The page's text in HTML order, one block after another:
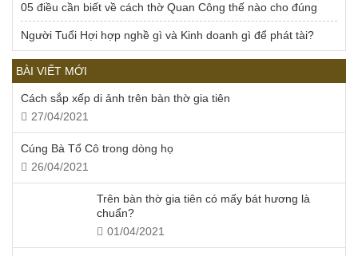
05 điều cần biết về cách thờ Quan Công thế nào cho đúng
Người Tuổi Hợi hợp nghề gì và Kinh doanh gì để phát tài?
BÀI VIẾT MỚI
Cách sắp xếp di ảnh trên bàn thờ gia tiên
27/04/2021
Cúng Bà Tổ Cô trong dòng họ
26/04/2021
Trên bàn thờ gia tiên có mấy bát hương là
chuẩn?
01/04/2021